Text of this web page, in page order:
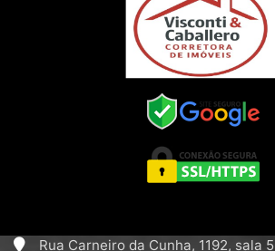
Rua Carneiro da Cunha, 1192, sala